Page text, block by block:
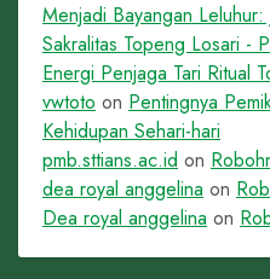
Menjadi Bayangan
Sakralitas Topeng Losari -
Energi Penjaga Tari Ritual
vwtoto on Pentingnya
Kehidupan Sehari-hari
pmb.sttians.ac.id on
dea royal anggelina on
Dea royal anggelina on